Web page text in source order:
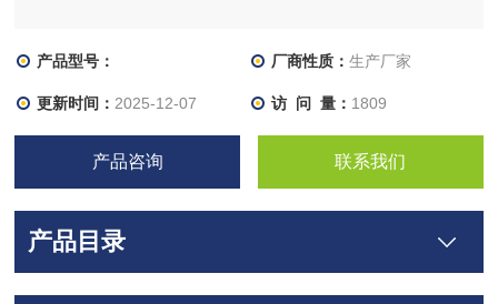
产品型号： 厂商性质： 生产厂家
更新时间： 2025-12-07 访 问 量： 1809
产品咨询 联系我们
产品目录